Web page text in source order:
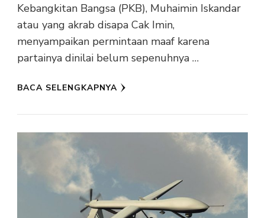
Kebangkitan Bangsa (PKB), Muhaimin Iskandar
atau yang akrab disapa Cak Imin,
menyampaikan permintaan maaf karena
partainya dinilai belum sepenuhnya …
BACA SELENGKAPNYA